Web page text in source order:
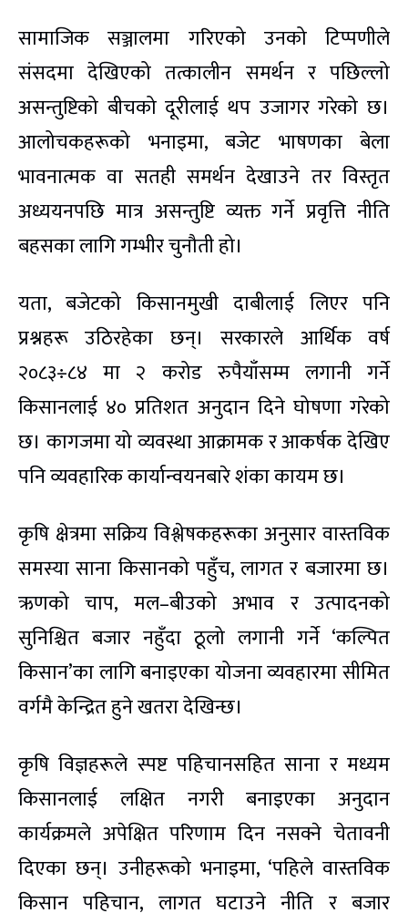
सामाजिक सञ्जालमा गरिएको उनको टिप्पणीले
संसदमा देखिएको तत्कालीन समर्थन र पछिल्लो
असन्तुष्टिको बीचको दूरीलाई थप उजागर गरेको छ।
आलोचकहरूको भनाइमा, बजेट भाषणका बेला
भावनात्मक वा सतही समर्थन देखाउने तर विस्तृत
अध्ययनपछि मात्र असन्तुष्टि व्यक्त गर्ने प्रवृत्ति नीति
बहसका लागि गम्भीर चुनौती हो।
यता, बजेटको किसानमुखी दाबीलाई लिएर पनि
प्रश्नहरू उठिरहेका छन्। सरकारले आर्थिक वर्ष
२०८३÷८४ मा २ करोड रुपैयाँसम्म लगानी गर्ने
किसानलाई ४० प्रतिशत अनुदान दिने घोषणा गरेको
छ। कागजमा यो व्यवस्था आक्रामक र आकर्षक देखिए
पनि व्यवहारिक कार्यान्वयनबारे शंका कायम छ।
कृषि क्षेत्रमा सक्रिय विश्लेषकहरूका अनुसार वास्तविक
समस्या साना किसानको पहुँच, लागत र बजारमा छ।
ऋणको चाप, मल–बीउको अभाव र उत्पादनको
सुनिश्चित बजार नहुँदा ठूलो लगानी गर्ने ‘कल्पित
किसान’का लागि बनाइएका योजना व्यवहारमा सीमित
वर्गमै केन्द्रित हुने खतरा देखिन्छ।
कृषि विज्ञहरूले स्पष्ट पहिचानसहित साना र मध्यम
किसानलाई लक्षित नगरी बनाइएका अनुदान
कार्यक्रमले अपेक्षित परिणाम दिन नसक्ने चेतावनी
दिएका छन्। उनीहरूको भनाइमा, ‘पहिले वास्तविक
किसान पहिचान, लागत घटाउने नीति र बजार